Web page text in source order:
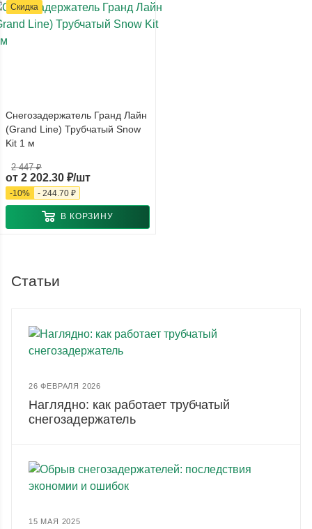
Скидка
Снегозадержатель Гранд Лайн
(Grand Line) Трубчатый Snow
Kit 1 м
от 2 202.30 ₽/шт
2 447 ₽
-10% - 244.70 ₽
В КОРЗИНУ
Статьи
26 ФЕВРАЛЯ 2026
Наглядно: как работает трубчатый
снегозадержатель
15 МАЯ 2025